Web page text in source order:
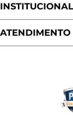
INSTITUCIONAL
Quem Somos
Nossas Lojas
ATENDIMENTO
Política de
Trocas e
Regras de
Termos de Uso